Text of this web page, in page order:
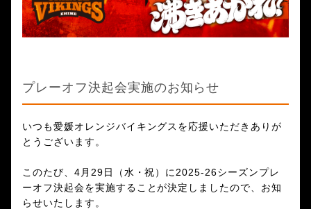
プレーオフ決起会実施のお知らせ
いつも愛媛オレンジバイキングスを応援いただきありが
とうございます。
このたび、4月29日（水・祝）に2025-26シーズンプレ
ーオフ決起会を実施することが決定しましたので、お知
らせいたします。